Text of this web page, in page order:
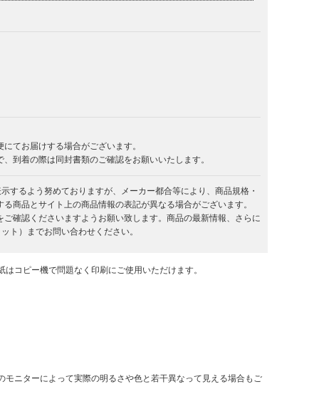
てお届けする場合がございます。
到着の際は同封書類のご確認をお願いいたします。
するよう努めておりますが、メーカー都合等により、商品規格・
商品とサイト上の商品情報の表記が異なる場合がございます。
確認くださいますようお願い致します。商品の最新情報、さらに
ト）までお問い合わせください。
コピー機で問題なく印刷にご使用いただけます。
ニターによって実際の明るさや色と若干異なって見える場合もご